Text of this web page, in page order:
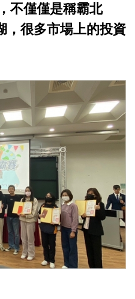
不僅僅是稱霸北
，很多市場上的投資